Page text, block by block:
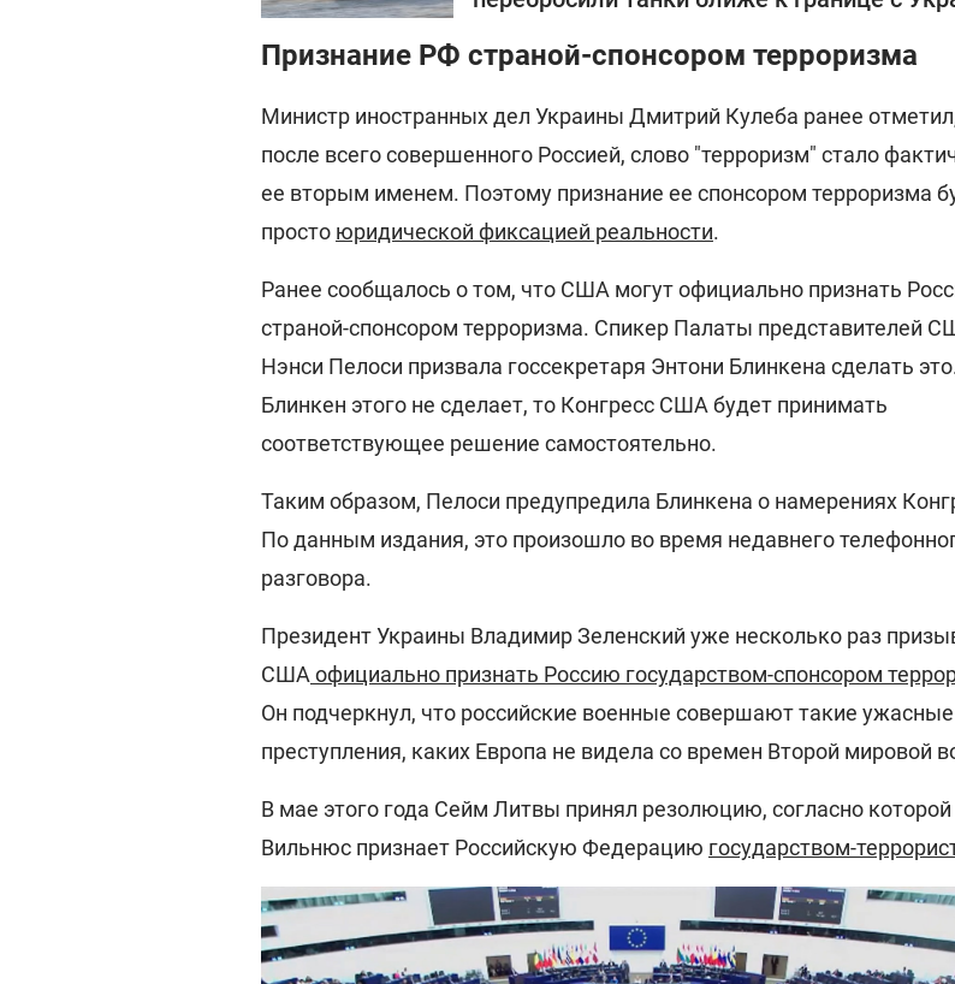
Признание РФ страной-спонсором терроризма
Министр иностранных дел Украины Дмитрий Кулеба ранее
после всего совершенного Россией, слово "терроризм" стало
ее вторым именем. Поэтому признание ее спонсором терроризма
просто юридической фиксацией реальности.
Ранее сообщалось о том, что США могут официально признать
страной-спонсором терроризма. Спикер Палаты представителей
Нэнси Пелоси призвала госсекретаря Энтони Блинкена сделать
Блинкен этого не сделает, то Конгресс США будет принимать
соответствующее решение самостоятельно.
Таким образом, Пелоси предупредила Блинкена о намерениях
По данным издания, это произошло во время недавнего
разговора.
Президент Украины Владимир Зеленский уже несколько раз
США официально признать Россию государством-спонсором
Он подчеркнул, что российские военные совершают такие ужасные
преступления, каких Европа не видела со времен Второй мировой
В мае этого года Сейм Литвы принял резолюцию, согласно которой
Вильнюс признает Российскую Федерацию государством-